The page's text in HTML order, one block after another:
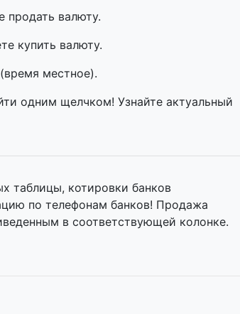
валюту.
купить валюту.
местное).
одним щелчком! Узнайте актуальный
таблицы, котировки банков
по телефонам банков! Продажа
в соответствующей колонке.